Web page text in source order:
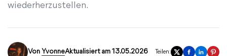
wiederherzustellen.
Von YvonneAktualisiert am 13.05.2026 Teilen: